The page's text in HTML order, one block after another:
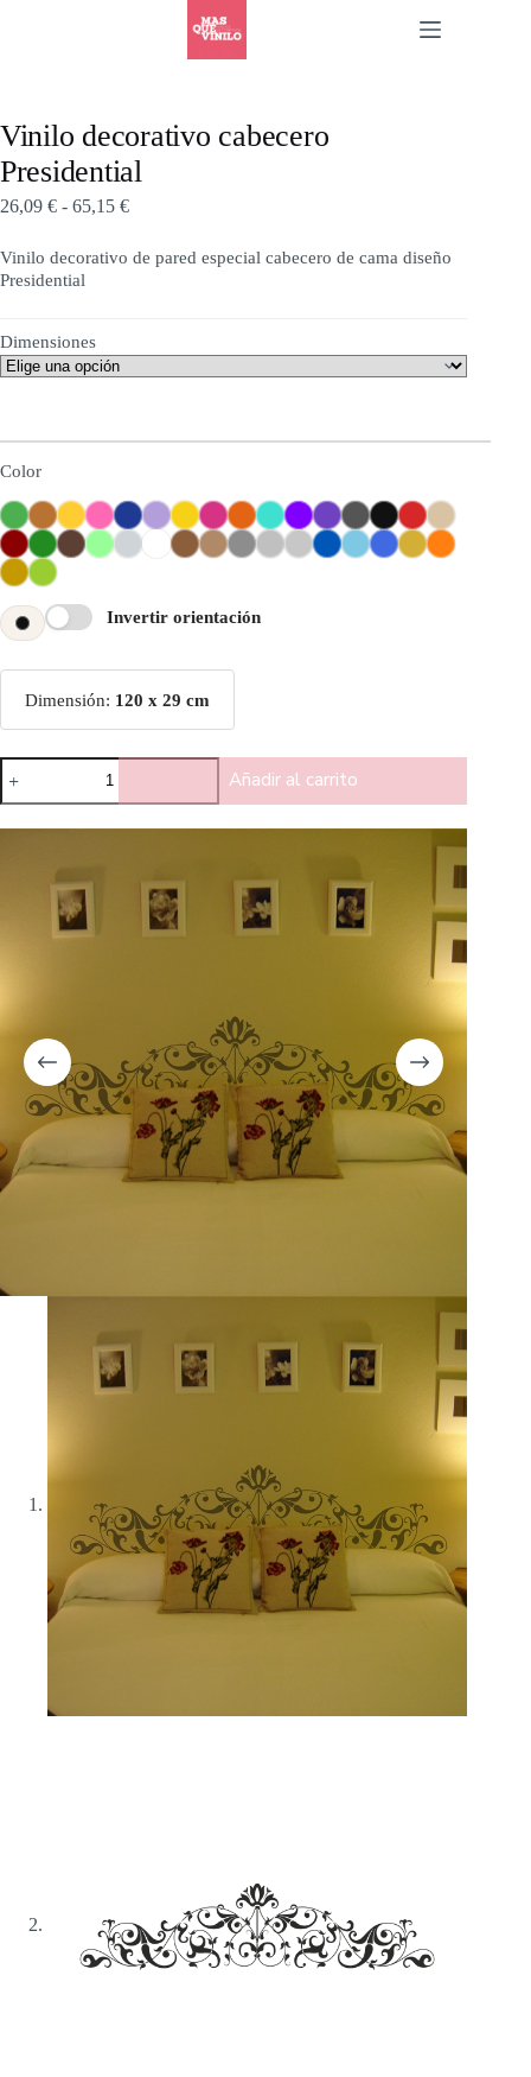
Vinilo decorativo cabecero
Presidential
26,09 € - 65,15 €
Vinilo decorativo de pared especial cabecero de cama diseño
Presidential
Dimensiones
Color
Invertir orientación
Dimensión: 120 x 29 cm
Añadir al carrito